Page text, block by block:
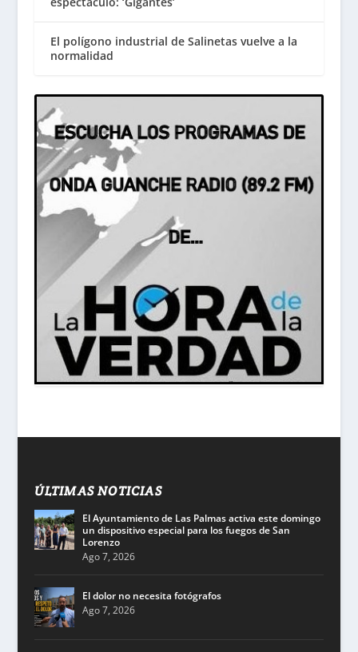
El polígono industrial de Salinetas vuelve a la
normalidad
ÚLTIMAS NOTICIAS
El Ayuntamiento de Las Palmas activa este domingo
un dispositivo especial para los fuegos de San
Lorenzo
Ago 7, 2026
El dolor no necesita fotógrafos
Ago 7, 2026